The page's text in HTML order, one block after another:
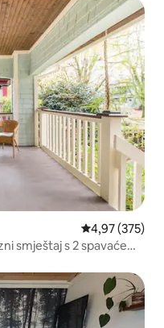
„Odabrali gosti”
Prosječna
4,97 (375)
smještaj s 2 spavaće
„Odabrali gosti”